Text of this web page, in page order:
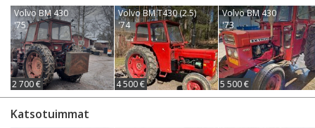
Volvo BM 430
'75
2 700 €
Volvo BM T430 (2.5)
'74
4 500 €
Volvo BM 430
'73
5 500 €
Katsotuimmat